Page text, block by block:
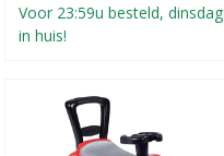
Voor 23:59u besteld, dinsdag
in huis!